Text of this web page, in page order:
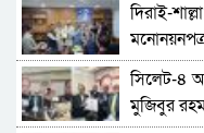
দিরাই-
সিলেট-৪
মুজিবুর